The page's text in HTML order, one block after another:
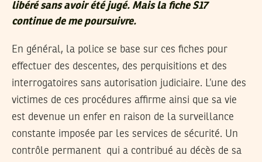
libéré sans avoir été jugé. Mais la fiche S17
continue de me poursuivre.
En général, la police se base sur ces fiches pour
effectuer des descentes, des perquisitions et des
interrogatoires sans autorisation judiciaire. L’une des
victimes de ces procédures affirme ainsi que sa vie
est devenue un enfer en raison de la surveillance
constante imposée par les services de sécurité. Un
contrôle permanent qui a contribué au décès de sa